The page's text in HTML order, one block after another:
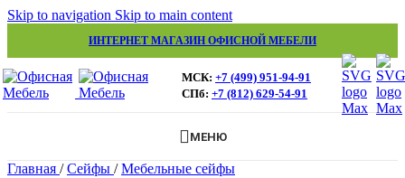
Skip to navigation Skip to main content
ИНТЕРНЕТ МАГАЗИН ОФИСНОЙ МЕБЕЛИ
МСК: +7 (499) 951-94-91
СПб: +7 (812) 629-54-91
МЕНЮ
Главная / Сейфы / Мебельные сейфы